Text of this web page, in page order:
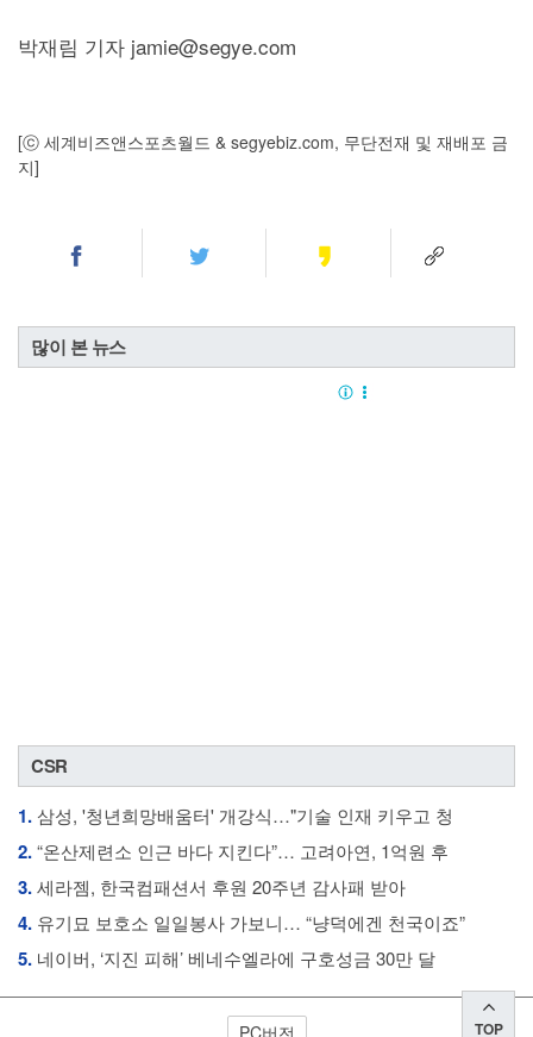
박재림 기자 jamie@segye.com
[ⓒ 세계비즈앤스포츠월드 & segyebiz.com, 무단전재 및 재배포 금
지]
많이 본 뉴스
CSR
1.삼성, '청년희망배움터' 개강식…"기술 인재 키우고 청
2.“온산제련소 인근 바다 지킨다”… 고려아연, 1억원 후
3.세라젬, 한국컴패션서 후원 20주년 감사패 받아
4. 유기묘 보호소 일일봉사 가보니… “냥덕에겐 천국이죠”
5. 네이버, ‘지진 피해’ 베네수엘라에 구호성금 30만 달
PC버전 TOP